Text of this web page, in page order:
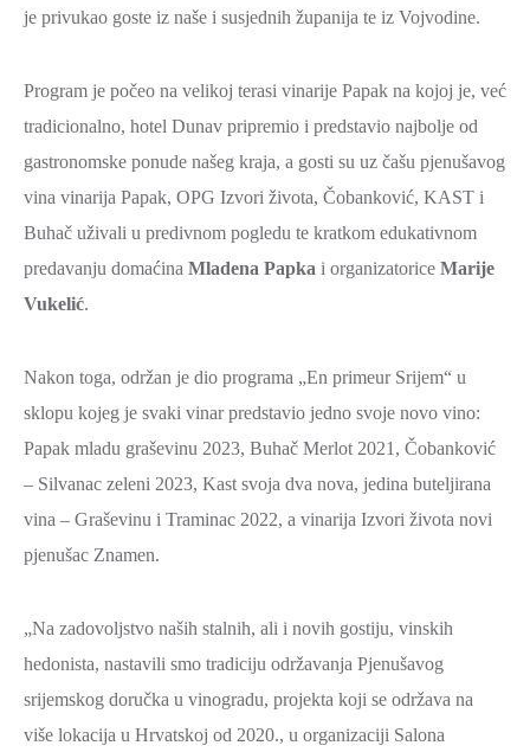
je privukao goste iz naše i susjednih županija te iz Vojvodine.
Program je počeo na velikoj terasi vinarije Papak na kojoj je, već
tradicionalno, hotel Dunav pripremio i predstavio najbolje od
gastronomske ponude našeg kraja, a gosti su uz čašu pjenušavog
vina vinarija Papak, OPG Izvori života, Čobanković, KAST i
Buhač uživali u predivnom pogledu te kratkom edukativnom
predavanju domaćina Mladena Papka i organizatorice Marije
Vukelić.
Nakon toga, održan je dio programa „En primeur Srijem“ u
sklopu kojeg je svaki vinar predstavio jedno svoje novo vino:
Papak mladu graševinu 2023, Buhač Merlot 2021, Čobanković
– Silvanac zeleni 2023, Kast svoja dva nova, jedina buteljirana
vina – Graševinu i Traminac 2022, a vinarija Izvori života novi
pjenušac Znamen.
„Na zadovoljstvo naših stalnih, ali i novih gostiju, vinskih
hedonista, nastavili smo tradiciju održavanja Pjenušavog
srijemskog doručka u vinogradu, projekta koji se održava na
više lokacija u Hrvatskoj od 2020., u organizaciji Salona